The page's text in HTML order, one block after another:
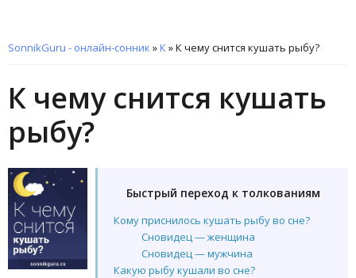
SonnikGuru - онлайн-сонник »К»К чему снится кушать рыбу?
К чему снится кушать
рыбу?
Быстрый переход к толкованиям
Кому приснилось кушать рыбу во сне?
Сновидец — женщина
Сновидец — мужчина
Какую рыбу кушали во сне?